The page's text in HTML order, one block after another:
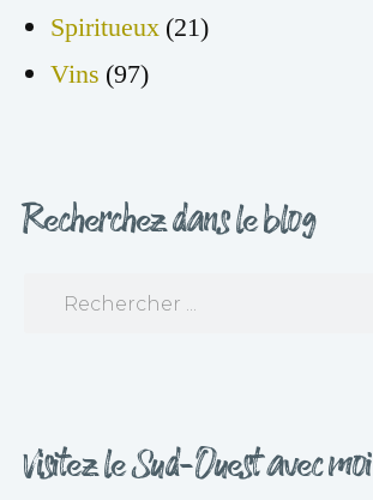
Spiritueux (21)
Vins (97)
Recherchez dans le blog
Visitez le Sud-Ouest avec moi